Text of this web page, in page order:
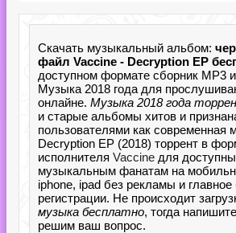
Скачать музыкальный альбом:
файл Vaccine - Decryption EP
доступном формате сборник MP3
Музыка 2018 года для
онлайне. Музыка 2018 года
и старые альбомы хитов и
пользователями как современная
Decryption EP (2018) торрент в
исполнителя Vaccine для
музыкальным фанатам на
iphone, ipad без рекламы и главное
регистрации. Не происходит
музыка бесплатно, тогда
решим ваш вопрос.